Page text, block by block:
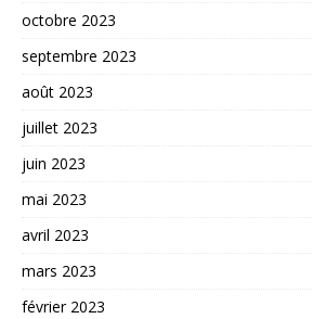
octobre 2023
septembre 2023
août 2023
juillet 2023
juin 2023
mai 2023
avril 2023
mars 2023
février 2023